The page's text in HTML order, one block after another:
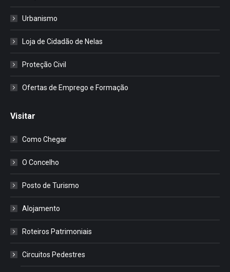
Urbanismo
Loja de Cidadão de Nelas
Proteção Civil
Ofertas de Emprego e Formação
Visitar
Como Chegar
O Concelho
Posto de Turismo
Alojamento
Roteiros Patrimoniais
Circuitos Pedestres